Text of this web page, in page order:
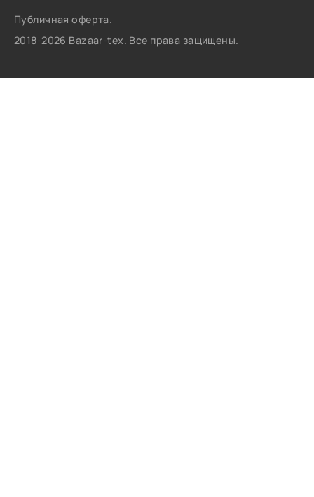
Публичная оферта.
2018-2026 Bazaar-tex. Все права защищены.